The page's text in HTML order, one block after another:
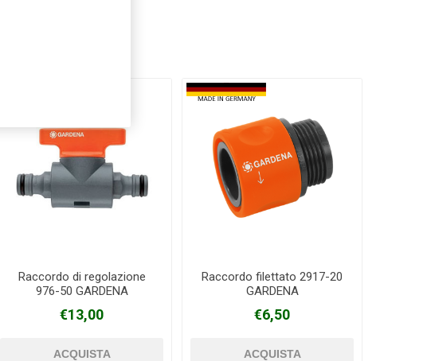
Raccordo di regolazione
976-50 GARDENA
€13,00
Raccordo filettato 2917-20
GARDENA
€6,50